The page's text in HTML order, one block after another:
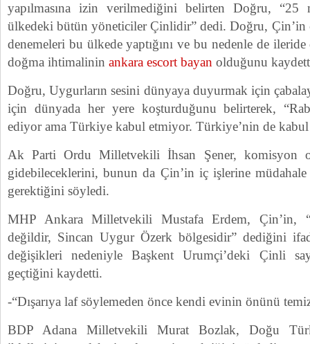
yapılmasına izin verilmediğini belirten Doğru, “25
ülkedeki bütün yöneticiler Çinlidir” dedi. Doğru,
denemeleri bu ülkede yaptığını ve bu nedenle de
doğma ihtimalinin ankara escort bayan olduğunu
Doğru, Uygurların sesini dünyaya duyurmak için
için dünyada her yere koşturduğunu belirterek,
ediyor ama Türkiye kabul etmiyor. Türkiye’nin de kabul
Ak Parti Ordu Milletvekili İhsan Şener, komisyon
gidebileceklerini, bunun da Çin’in iç işlerine
gerektiğini söyledi.
MHP Ankara Milletvekili Mustafa Erdem, Çin’in,
değildir, Sincan Uygur Özerk bölgesidir” dediğini
değişikleri nedeniyle Başkent Urumçi’deki Çinli
geçtiğini kaydetti.
-“Dışarıya laf söylemeden önce kendi evinin önünü
BDP Adana Milletvekili Murat Bozlak, Doğu